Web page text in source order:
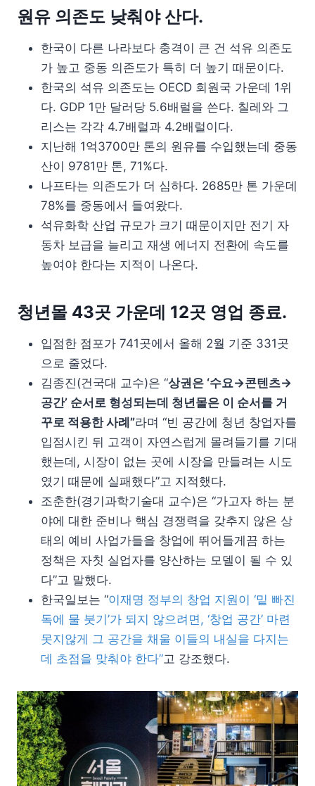
원유 의존도 낮춰야 산다.
한국이 다른 나라보다 충격이 큰 건 석유 의존도
가 높고 중동 의존도가 특히 더 높기 때문이다.
한국의 석유 의존도는 OECD 회원국 가운데 1위
다. GDP 1만 달러당 5.6배럴을 쓴다. 칠레와 그
리스는 각각 4.7배럴과 4.2배럴이다.
지난해 1억3700만 톤의 원유를 수입했는데 중동
산이 9781만 톤, 71%다.
나프타는 의존도가 더 심하다. 2685만 톤 가운데
78%를 중동에서 들여왔다.
석유화학 산업 규모가 크기 때문이지만 전기 자
동차 보급을 늘리고 재생 에너지 전환에 속도를
높여야 한다는 지적이 나온다.
청년몰 43곳 가운데 12곳 영업 종료.
입점한 점포가 741곳에서 올해 2월 기준 331곳
으로 줄었다.
김종진(건국대 교수)은 “상권은 ‘수요→콘텐츠→
공간’ 순서로 형성되는데 청년몰은 이 순서를 거
꾸로 적용한 사례”라며 “빈 공간에 청년 창업자를
입점시킨 뒤 고객이 자연스럽게 몰려들기를 기대
했는데, 시장이 없는 곳에 시장을 만들려는 시도
였기 때문에 실패했다”고 지적했다.
조춘한(경기과학기술대 교수)은 “가고자 하는 분
야에 대한 준비나 핵심 경쟁력을 갖추지 않은 상
태의 예비 사업가들을 창업에 뛰어들게끔 하는
정책은 자칫 실업자를 양산하는 모델이 될 수 있
다”고 말했다.
한국일보는 “이재명 정부의 창업 지원이 ‘밑 빠진
독에 물 붓기’가 되지 않으려면, ‘창업 공간’ 마련
못지않게 그 공간을 채울 이들의 내실을 다지는
데 초점을 맞춰야 한다”고 강조했다.